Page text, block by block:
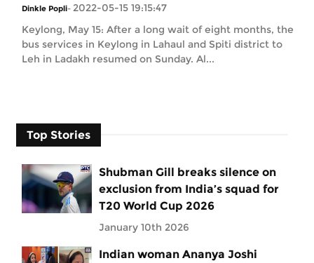
Dinkle Popli- 2022-05-15 19:15:47
Keylong, May 15: After a long wait of eight months, the
bus services in Keylong in Lahaul and Spiti district to
Leh in Ladakh resumed on Sunday. Al...
Top Stories
Shubman Gill breaks silence on
exclusion from India’s squad for
T20 World Cup 2026
January 10th 2026
Indian woman Ananya Joshi